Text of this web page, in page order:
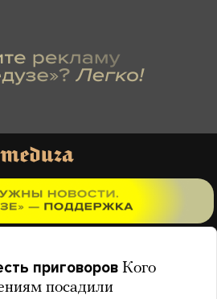
приговоров Кого
посадили